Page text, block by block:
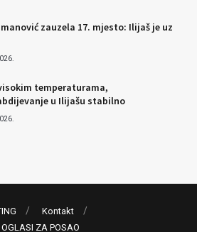
zauzela 17. mjesto: Ilijaš je uz
temperaturama,
u Ilijašu stabilno
Kontakt
OGLASI ZA POSAO